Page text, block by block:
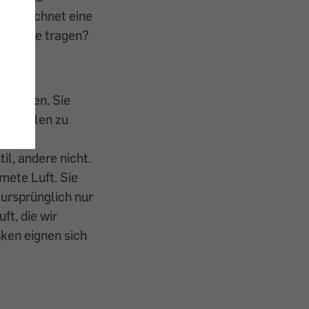
zeichnet eine
ich sie tragen?
Sie
zu
andere nicht.
Luft. Sie
nur
die wir
eignen sich